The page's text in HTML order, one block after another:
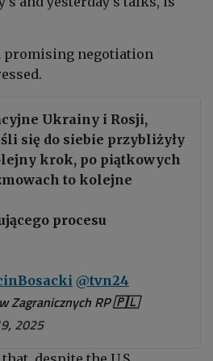
promising negotiation
Ukrainy i Rosji,
się do siebie przybliżyły
krok, po piątkowych
to kolejne
procesu
@tvn24
Zagranicznych RP 🇵🇱
2025